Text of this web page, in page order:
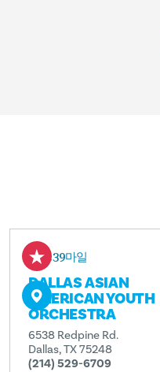
2.39마일
DALLAS ASIAN
AMERICAN YOUTH
ORCHESTRA
6538 Redpine Rd.
Dallas, TX 75248
(214) 529-6709